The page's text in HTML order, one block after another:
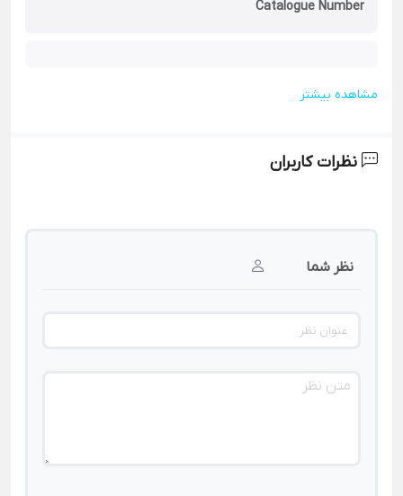
Catalogue Number
مشاهده بیشتر
نظرات کاربران
نظر شما